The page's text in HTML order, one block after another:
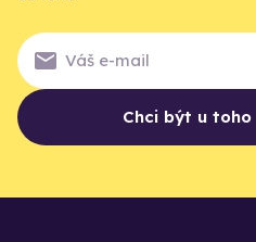
Chci být u toho